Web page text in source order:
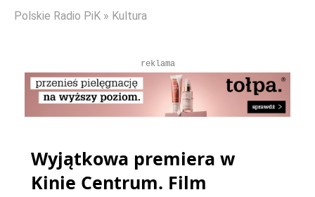
Polskie Radio PiK Kultura
reklama
Wyjątkowa premiera w
Kinie Centrum. Film